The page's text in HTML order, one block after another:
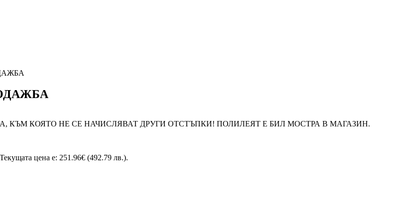
КОЯТО НЕ СЕ НАЧИСЛЯВАТ ДРУГИ ОТСТЪПКИ! ПОЛИЛЕЯТ Е БИЛ МОСТРА В МАГАЗИН.
Текущата цена е: 251.96€ (492.79 лв.).